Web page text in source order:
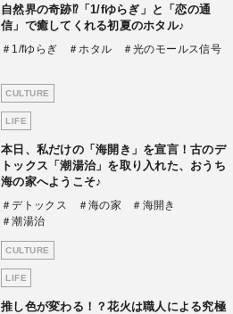
自然界の奇跡⁉「1/fゆらぎ」と「恋の通
信」で癒してくれる初夏のホタル♪
＃1/fゆらぎ ＃ホタル ＃光のモールス信号
CULTURE
LIFE
本日、私だけの「海開き」を宣言！古のデ
トックス「潮湯治」を取り入れた、おうち
海の家へようこそ♪
＃デトックス ＃海の家
＃海開き
＃潮湯治
CULTURE
LIFE
推し色が変わる！？花火は職人による究極